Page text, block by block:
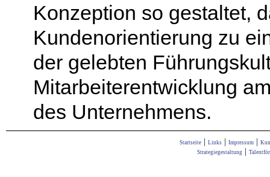
Konzeption so gestaltet,
Kundenorientierung zu
der gelebten
Mitarbeiterentwicklung
des Unternehmens.
Startseite| Links| Impressum|
Strategiegestaltung|